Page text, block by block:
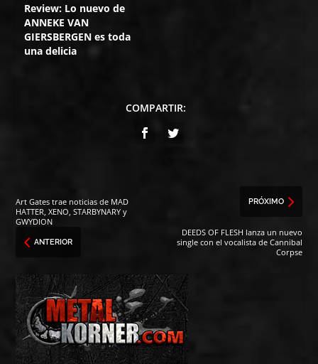
Review: Lo nuevo de
ANNEKE VAN
GIERSBERGEN es toda
una delicia
COMPARTIR:
Art Gates trae noticias de MAD
HATTER, XENO, STARBYNARY y
GWYDION
ANTERIOR
PRÓXIMO
DEEDS OF FLESH lanza un nuevo
single con el vocalista de Cannibal
Corpse